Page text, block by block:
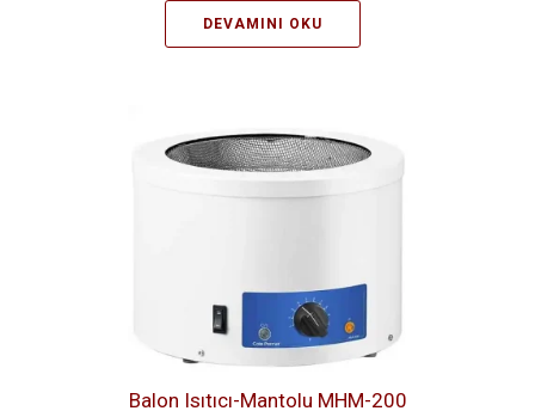
DEVAMINI OKU
Balon Isıtıcı-Mantolu MHM-200